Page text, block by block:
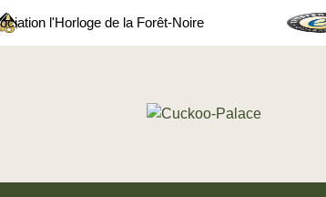
l'Horloge de la Forêt-Noire